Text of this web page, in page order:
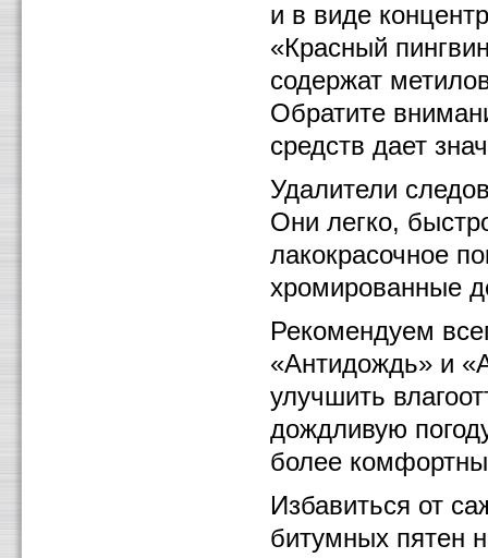
и в виде
«Красный
содержат
Обратите
средств дает
Удалители
Они легко,
лакокрасочное
хромированные
Рекомендуем
«Антидождь» и
улучшить
дождливую
более
Избавиться от
битумных пятен